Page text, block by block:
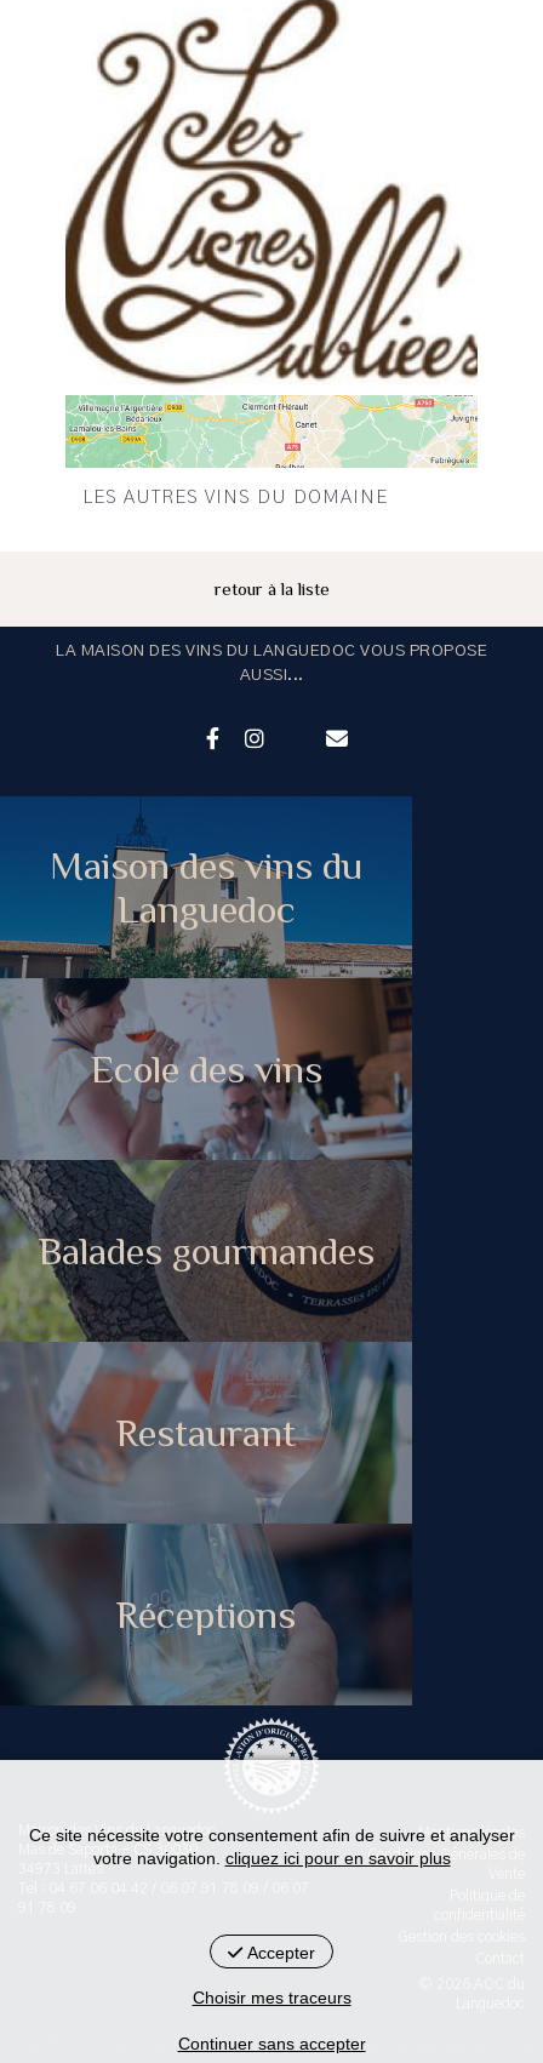
LES AUTRES VINS DU DOMAINE
retour à la liste
LA MAISON DES VINS DU LANGUEDOC VOUS PROPOSE
AUSSI...
Maison des vins du
Languedoc
Ecole des vins
Balades gourmandes
Restaurant
Réceptions
Maison des Vins du Languedoc
Mas de Saporta - CS 30030
Mentions légales
Conditions Générales de
< id="str-pied-mention">L'abus d’alcool est dangereux pour la
Ce site nécessite votre consentement afin de suivre et analyser
votre navigation. cliquez ici pour en savoir plus
Accepter
Choisir mes traceurs
Continuer sans accepter